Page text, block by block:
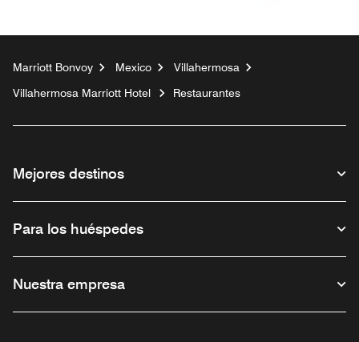
Marriott Bonvoy Mexico
Villahermosa
Villahermosa Marriott Hotel
Restaurantes
Mejores destinos
Para los huéspedes
Nuestra empresa